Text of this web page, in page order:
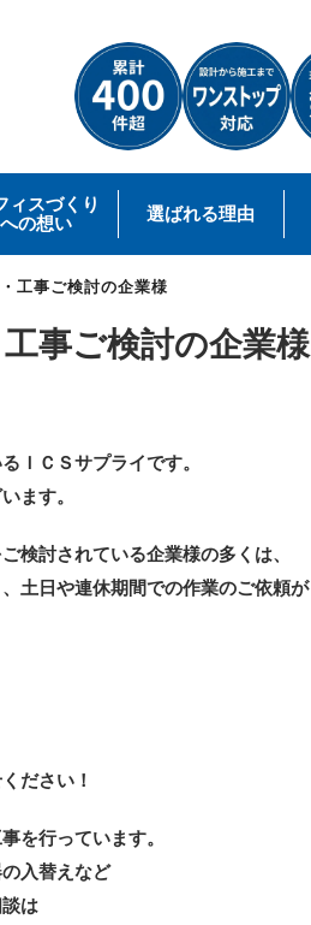
ィスづくり
への想い
選ばれる理由
工事ご検討の企業様
事ご検討の企業様
ＩＣＳサプライです。
ます。
検討されている企業様の多くは、
土日や連休期間での作業のご依頼が
ださい！
を行っています。
入替えなど
は